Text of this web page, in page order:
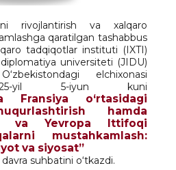
rivojlantirish va xalqaro
qaratilgan tashabbus
tadqiqotlar instituti (IXTI)
universiteti (JIDU)
elchixonasi
yil 5-iyun kuni
Fransiya o‘rtasidagi
hamda
va Yevropa Ittifoqi
mustahkamlash:
va siyosat”
suhbatini o‘tkazdi.